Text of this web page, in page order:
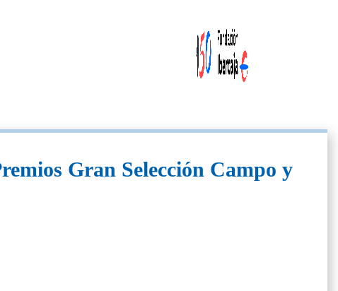
Gran Selección Campo y